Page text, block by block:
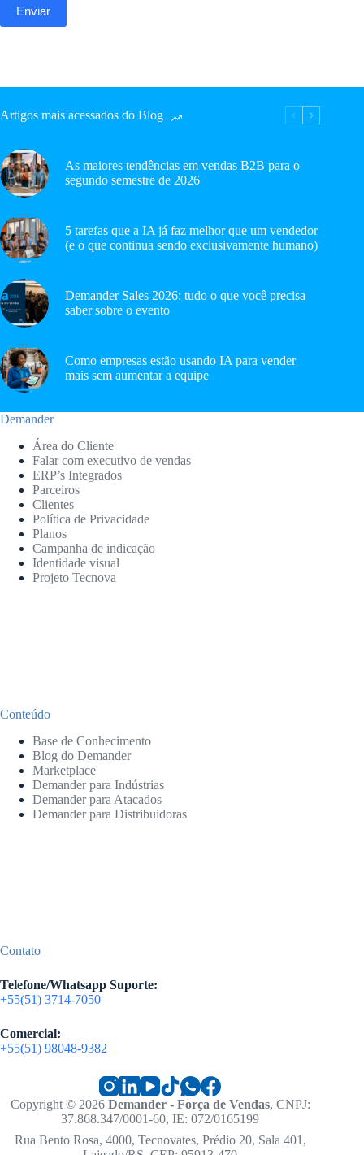
Artigos mais acessados do Blog
As maiores tendências em vendas B2B para o
segundo semestre de 2026
5 tarefas que a IA já faz melhor que um vendedor
(e o que continua sendo exclusivamente humano)
Demander Sales 2026: tudo o que você precisa
saber sobre o evento
Como empresas estão usando IA para vender
mais sem aumentar a equipe
Demander
Área do Cliente
Falar com executivo de vendas
ERP’s Integrados
Parceiros
Clientes
Política de Privacidade
Planos
Campanha de indicação
Identidade visual
Projeto Tecnova
Conteúdo
Base de Conhecimento
Blog do Demander
Marketplace
Demander para Indústrias
Demander para Atacados
Demander para Distribuidoras
Contato
Telefone/Whatsapp Suporte:
+55(51) 3714-7050
Comercial:
+55(51) 98048-9382
Copyright © 2026 Demander - Força de Vendas, CNPJ:
37.868.347/0001-60, IE: 072/0165199
Rua Bento Rosa, 4000, Tecnovates, Prédio 20, Sala 401,